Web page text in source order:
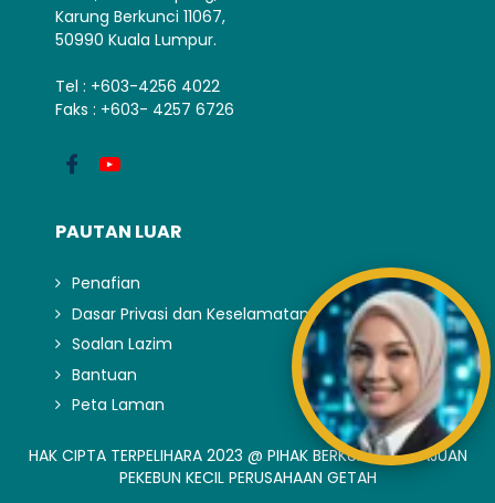
Karung Berkunci 11067,
50990 Kuala Lumpur.
Tel : +603-4256 4022
Faks : +603- 4257 6726
PAUTAN LUAR
Penafian
Dasar Privasi dan Keselamatan
Soalan Lazim
Bantuan
Peta Laman
HAK CIPTA TERPELIHARA 2023 @ PIHAK BERKUASA KEMAJUAN
PEKEBUN KECIL PERUSAHAAN GETAH